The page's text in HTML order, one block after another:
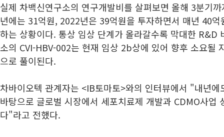
실제 차백신연구소의 연구개발비를 살펴보면 올해 3분기
년에는 31억원, 2022년은 39억원을 투자하면서 매년 40
하는 상황이다. 통상 임상 단계가 올라갈수록 막대한 R&D
소의 CVI-HBV-002는 현재 임상 2b상에 있어 향후 소요될
으로 풀이된다.
차바이오텍 관계자는 <IB토마토>와의 인터뷰에서 "내년
바탕으로 글로벌 시장에서 세포치료제 개발과 CDMO사업
다"라고 전했다.